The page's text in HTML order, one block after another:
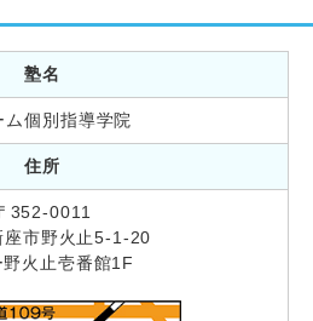
塾名
ム個別指導学院
住所
352-0011
座市野火止5-1-20
野火止壱番館1F